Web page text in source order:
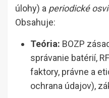
úlohy) a periodické
Obsahuje:
Teória: BOZP
správanie batérií,
faktory, právne a
ochrana údajov),